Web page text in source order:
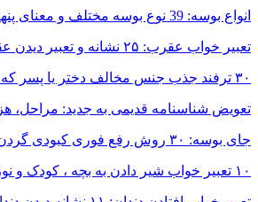
انواع بوسه: 39 نوع بوسه مختلف و معنای پنهان آن ها
تعبیر خواب عقرب: ۲۵ نشانه و تعبیر دیدن عقرب زرد وسیاه و سفید…
۳۰ ترفند جذب جنس مخالف دختر یا پسر که فورا و شدیدا جواب…
تعویض شناسنامه قدیمی به جدید: مراحل،
جای بوسه: ۳۰ روش رفع فوری کبودی گردن و صورت ناشی از بوسه
۱۰ تعبیر خواب شیر دادن به بچه ، کودک و نوزاد از نظر معبران…